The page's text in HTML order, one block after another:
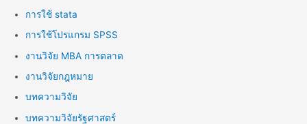
การใช้ stata
การใช้โปรแกรม SPSS
งานวิจัย MBA การตลาด
งานวิจัยกฎหมาย
บทความวิจัย
บทความวิจัยรัฐศาสตร์